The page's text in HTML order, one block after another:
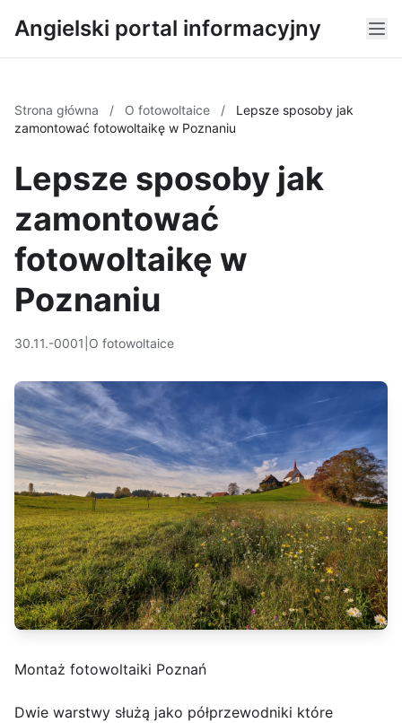
Angielski portal informacyjny
Strona główna / O fotowoltaice /
Lepsze sposoby jak
zamontować fotowoltaikę w Poznaniu
Lepsze sposoby jak
zamontować
fotowoltaikę w
Poznaniu
30.11.-0001 O fotowoltaice
Montaż fotowoltaiki Poznań
Dwie warstwy służą jako półprzewodniki które